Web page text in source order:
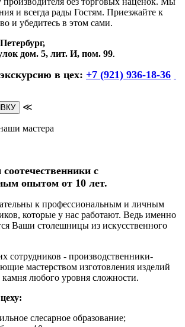
и всегда рады Гостям. Приезжайте к
и убедитесь в этом сами.
дом. 5, лит. И, пом. 99.
в цех: +7 (921) 936-18-36
≪
мастера
с
опытом от 10 лет.
к профессиональным и личным
которые у нас работают. Ведь именно
Ваши столешницы из искусственного
сотрудников - производственники-
мастерством изготовления изделий
камня любого уровня сложности.
слесарное образование;